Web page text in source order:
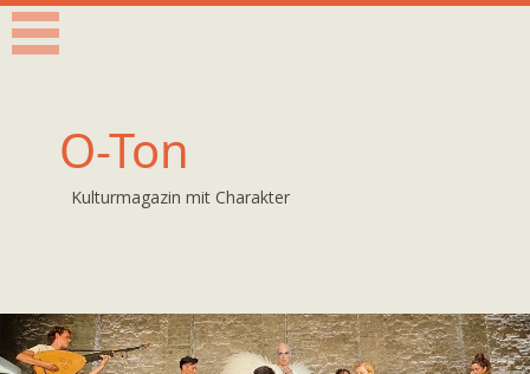
O-Ton
Kulturmagazin mit Charakter